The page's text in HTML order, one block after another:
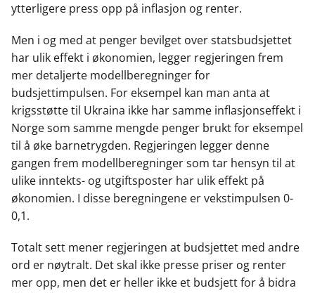
ytterligere press opp på inflasjon og renter.
Men i og med at penger bevilget over statsbudsjettet
har ulik effekt i økonomien, legger regjeringen frem
mer detaljerte modellberegninger for
budsjettimpulsen. For eksempel kan man anta at
krigsstøtte til Ukraina ikke har samme inflasjonseffekt i
Norge som samme mengde penger brukt for eksempel
til å øke barnetrygden. Regjeringen legger denne
gangen frem modellberegninger som tar hensyn til at
ulike inntekts- og utgiftsposter har ulik effekt på
økonomien. I disse beregningene er vekstimpulsen 0-
0,1.
Totalt sett mener regjeringen at budsjettet med andre
ord er nøytralt. Det skal ikke presse priser og renter
mer opp, men det er heller ikke et budsjett for å bidra